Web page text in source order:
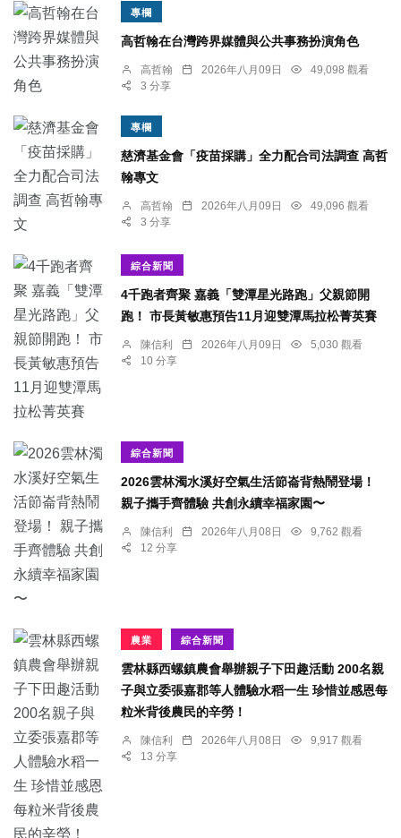
專欄
高哲翰在台灣跨界媒體與公共事務扮演角色
高哲翰 2026年八月09日
49,098 觀看
3 分享
專欄
慈濟基金會「疫苗採購」全力配合司法調查 高哲
翰專文
高哲翰 2026年八月09日
49,096 觀看
3 分享
綜合新聞
4千跑者齊聚 嘉義「雙潭星光路跑」父親節開
跑！ 市長黃敏惠預告11月迎雙潭馬拉松菁英賽
陳信利 2026年八月09日
5,030 觀看
10 分享
綜合新聞
2026雲林濁水溪好空氣生活節崙背熱鬧登場！
親子攜手齊體驗 共創永續幸福家園〜
陳信利 2026年八月08日
9,762 觀看
12 分享
農業 綜合新聞
雲林縣西螺鎮農會舉辦親子下田趣活動 200名親
子與立委張嘉郡等人體驗水稻一生 珍惜並感恩每
粒米背後農民的辛勞！
陳信利 2026年八月08日
9,917 觀看
13 分享